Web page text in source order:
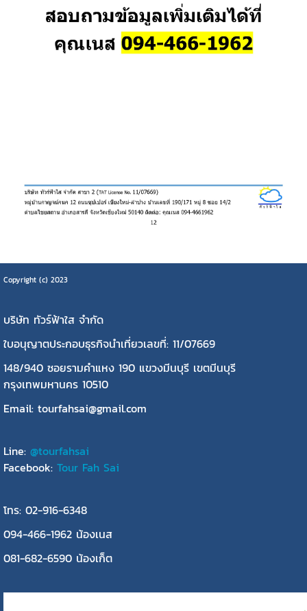
Copyright (c) 2023
บริษัท ทัวร์ฟ้าใส จำกัด
ใบอนุญาตประกอบธุรกิจนำเที่ยวเลขที่: 11/07669
148/940 ซอยรามคำแหง 190 แขวงมีนบุรี เขตมีนบุรี
กรุงเทพมหานคร 10510
Email: tourfahsai@gmail.com
Line: @tourfahsai
Facebook: Tour Fah Sai
โทร: 02-916-6348
094-466-1962 น้องเนส
081-682-6590 น้องเก็ต